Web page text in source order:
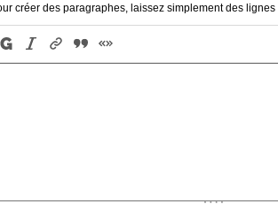
créer des paragraphes, laissez simplement des lignes